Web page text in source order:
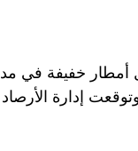
خفيفة في
إدارة